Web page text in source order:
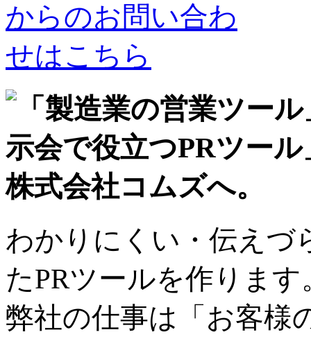
わかりにくい・伝えづ
たPRツールを作ります
弊社の仕事は「お客様